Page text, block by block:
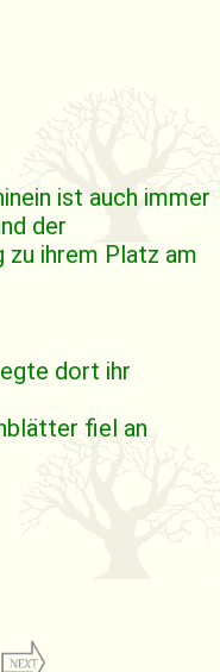
ist auch immer
der
zu ihrem Platz am
dort ihr
fiel an